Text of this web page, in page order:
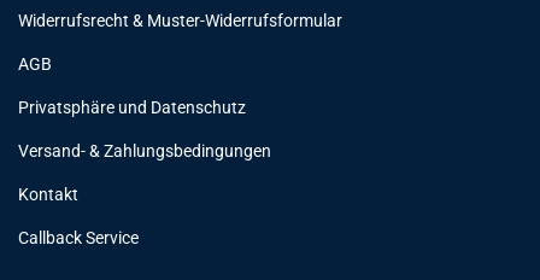
Widerrufsrecht & Muster-Widerrufsformular
AGB
Privatsphäre und Datenschutz
Versand- & Zahlungsbedingungen
Kontakt
Callback Service